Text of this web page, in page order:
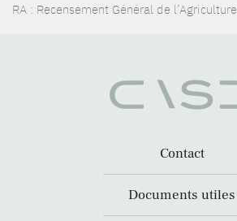
RA : Recensement Général de l’Agriculture
Contact
Documents utiles